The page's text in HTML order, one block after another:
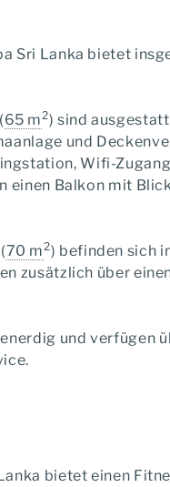
Sri Lanka bietet
(65 m2) sind
und
Wifi-
einen Balkon mit
(70 m2) befinden sich
zusätzlich über
und verfügen
bietet einen